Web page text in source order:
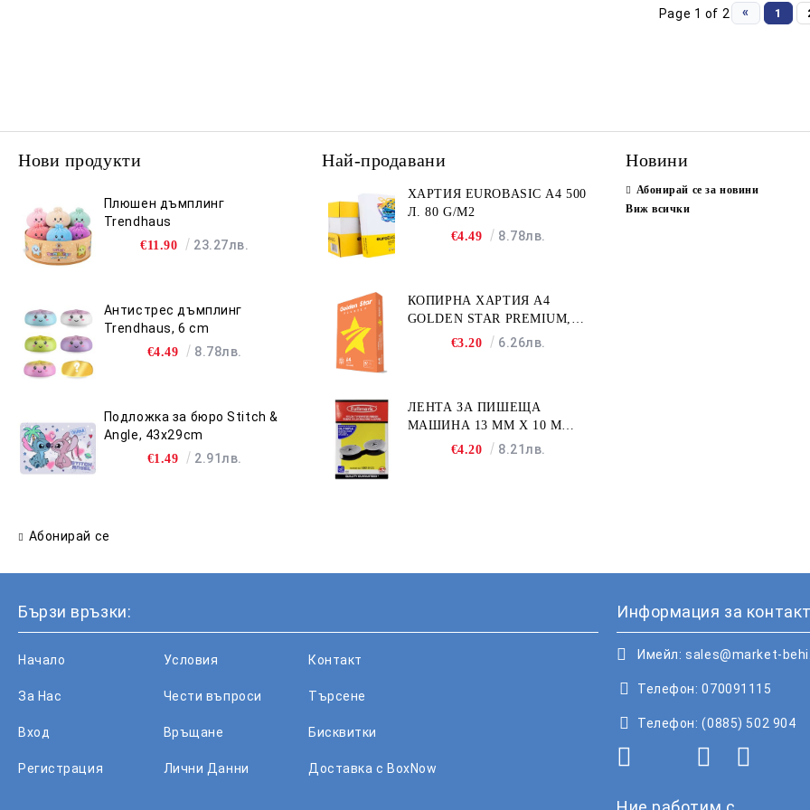
Page 1 of 2 « 1
Нови продукти
Плюшен дъмплинг
Trendhaus
€11.90 23.27лв.
Антистрес дъмплинг
Trendhaus, 6 cm
€4.49 8.78лв.
Подложка за бюро Stitch &
Angle, 43x29cm
€1.49 2.91лв.
Абонирай се
Най-продавани
ХАРТИЯ EUROBASIC А4 500
Л. 80 G/M2
€4.49
8.78лв.
КОПИРНА ХАРТИЯ A4
GOLDEN STAR PREMIUM,
€3.20 6.26лв.
ЛЕНТА ЗА ПИШЕЩА
МАШИНА 13 MM X 10 M
FULLMARK N001BK2S
€4.20 8.21лв.
Новини
Абонирай се за новини
Виж всички
Бързи връзки:
Начало
За Нас
Вход
Регистрация
Условия
Чести въпроси
Връщане
Лични Данни
Контакт
Търсене
Бисквитки
Доставка с BoxNow
Информация за
Имейл: sales@market-
Телефон: 070091115
Телефон: (0885) 502 904